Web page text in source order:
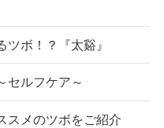
ボ！？『太谿』
セルフケア～
スメのツボをご紹介